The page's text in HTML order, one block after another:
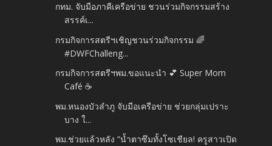
กทม. จับมือภาคีเครือข่าย ชวนร่วมกิจกรรมสร้าง
สรรค์เ...
กรมกิจการสตรีฯเชิญชวนร่วมกิจกรรม 🌈
#DWFChalleng...
กรมกิจการสตรีฯพม.ขอแนะนำ 💕 Super Mom
Café ☕️
พม.หนองบัวลำภู จับมือเครือข่าย ช่วยกลุ่มเปราะ
บาง ใ...
พม.ช่วยแล้วหลัง “น้ำตาซึมทั้งโซเชียล! ครูสาวเปิด